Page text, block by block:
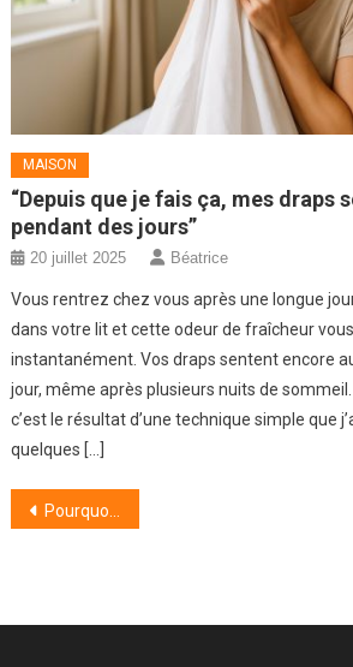
MAISON
“Depuis que je fais ça, mes draps
pendant des jours”
20 juillet 2025 Béatrice
Vous rentrez chez vous après une longue
dans votre lit et cette odeur de fraîcheur
instantanément. Vos draps sentent encore
jour, même après plusieurs nuits de sommeil.
c’est le résultat d’une technique simple que
quelques […]
Navigation
Pourquoi les plantes en pot souffrent-elles davantage de la chaleur que celles en pleine terre ?